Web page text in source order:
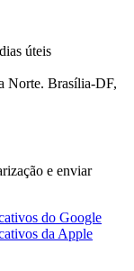
úteis
Norte. Brasília-DF,
e enviar